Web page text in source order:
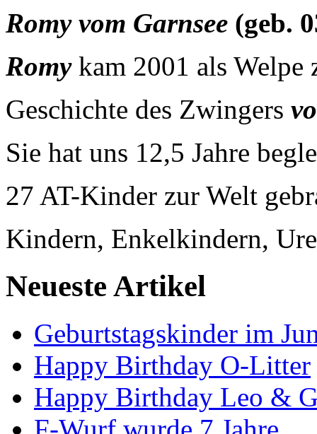
Romy vom Garnsee (geb.
Romy kam 2001 als
Geschichte des Zwingers
Sie hat uns 12,5 Jahre
27 AT-Kinder zur Welt
Kindern, Enkelkindern,
Neueste Artikel
Geburtstagskinder im
Happy Birthday O-Litter
Happy Birthday Leo &